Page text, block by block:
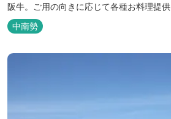
阪牛。ご用の向きに応じて各種お料理提
のご用もたまわります。 国登録有形文化
昔風情をお楽しみください。
中南勢